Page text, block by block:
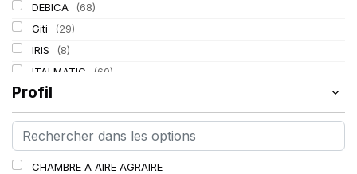
DEBICA
(68)
Giti
(29)
IRIS
(8)
ITALMATIC
(60)
KLEBER
LASSA (174)
LING LONG
(152)
Profil
CHAMBRE A AIRE AGRAIRE